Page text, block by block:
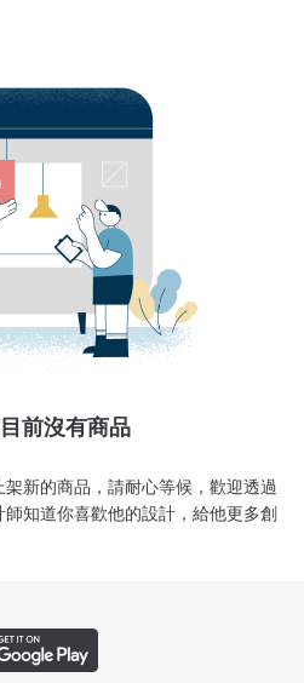
前沒有商品
新的商品，請耐心等候，歡迎透過
師知道你喜歡他的設計，給他更多創